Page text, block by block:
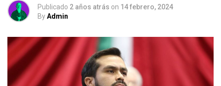
Publicado 2 años atrás on 14 febrero, 2024
ByAdmin